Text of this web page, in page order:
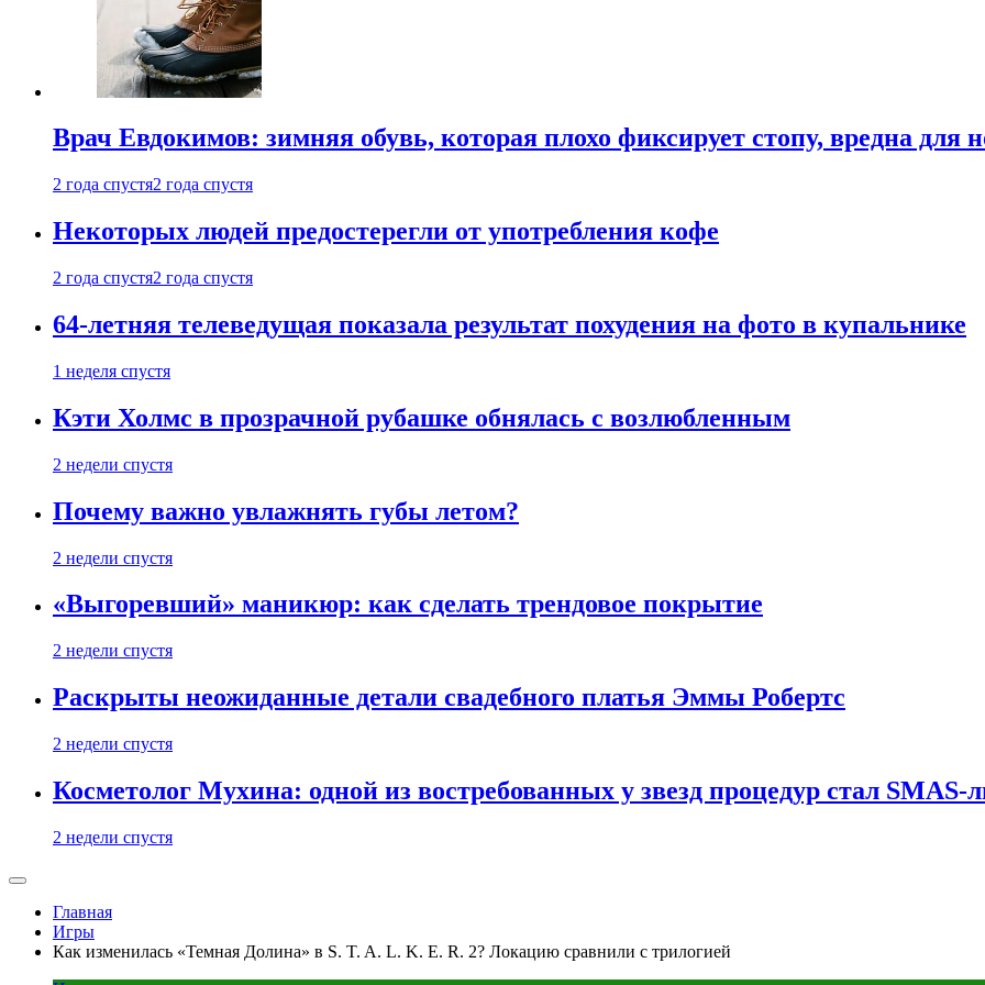
Врач Евдокимов: зимняя обувь, которая плохо фиксирует стопу, вредна для
2 года спустя2 года спустя
Некоторых людей предостерегли от употребления кофе
2 года спустя2 года спустя
64-летняя телеведущая показала результат похудения на фото в купальнике
1 неделя спустя
Кэти Холмс в прозрачной рубашке обнялась с возлюбленным
2 недели спустя
Почему важно увлажнять губы летом?
2 недели спустя
«Выгоревший» маникюр: как сделать трендовое покрытие
2 недели спустя
Раскрыты неожиданные детали свадебного платья Эммы Робертс
2 недели спустя
Косметолог Мухина: одной из востребованных у звезд процедур стал SMAS-
2 недели спустя
Главная
Игры
Как изменилась «Темная Долина» в S. T. A. L. K. E. R. 2? Локацию сравнили с трилогией